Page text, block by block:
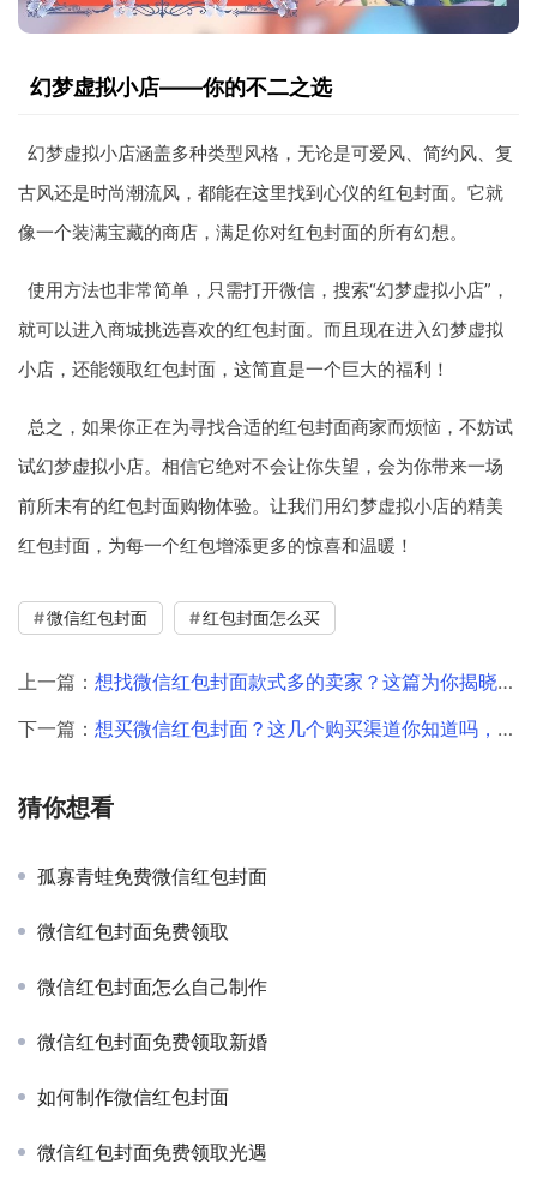
幻梦虚拟小店——你的不二之选
幻梦虚拟小店涵盖多种类型风格，无论是可爱风、简约风、复
古风还是时尚潮流风，都能在这里找到心仪的红包封面。它就
像一个装满宝藏的商店，满足你对红包封面的所有幻想。
使用方法也非常简单，只需打开微信，搜索“幻梦虚拟小店”，
就可以进入商城挑选喜欢的红包封面。而且现在进入幻梦虚拟
小店，还能领取红包封面，这简直是一个巨大的福利！
总之，如果你正在为寻找合适的红包封面商家而烦恼，不妨试
试幻梦虚拟小店。相信它绝对不会让你失望，会为你带来一场
前所未有的红包封面购物体验。让我们用幻梦虚拟小店的精美
红包封面，为每一个红包增添更多的惊喜和温暖！
微信红包封面 红包封面怎么买
上一篇： 想找微信红包封面款式多的卖家？这篇为你揭晓答案！
下一篇： 想买微信红包封面？这几个购买渠道你知道吗，赶紧来了解！
猜你想看
孤寡青蛙免费微信红包封面
微信红包封面免费领取
微信红包封面怎么自己制作
微信红包封面免费领取新婚
如何制作微信红包封面
微信红包封面免费领取光遇